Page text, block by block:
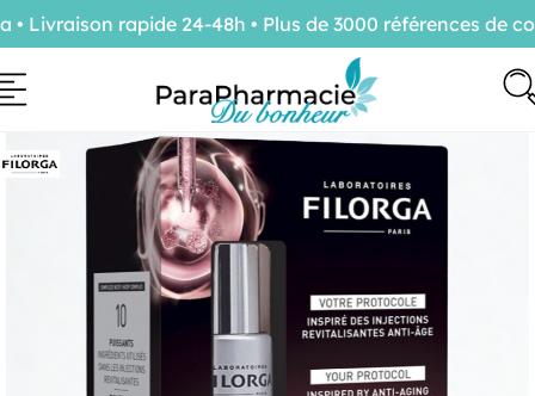
rapide 24-48h • Plus de 3000 références de